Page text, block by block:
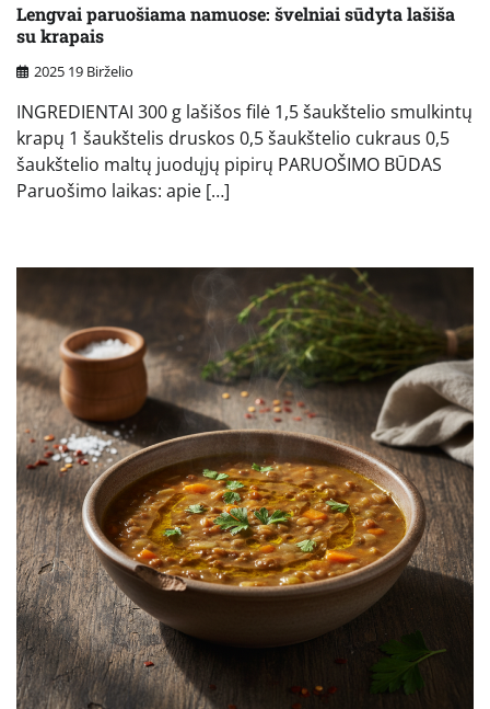
Lengvai paruošiama namuose: švelniai sūdyta lašiša
su krapais
2025 19 Birželio
INGREDIENTAI 300 g lašišos filė 1,5 šaukštelio smulkintų
krapų 1 šaukštelis druskos 0,5 šaukštelio cukraus 0,5
šaukštelio maltų juodųjų pipirų PARUOŠIMO BŪDAS
Paruošimo laikas: apie […]